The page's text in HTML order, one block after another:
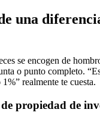
una
se encogen de
o punto completo.
realmente te cuesta.
propiedad de